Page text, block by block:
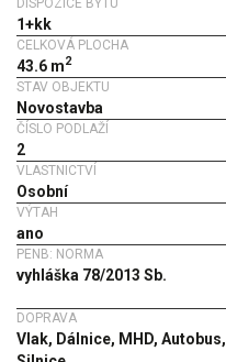
1+kk
CELKOVÁ PLOCHA
43.6 m2
STAV OBJEKTU
Novostavba
ČÍSLO PODLAŽÍ
2
VLASTNICTVÍ
Osobní
VÝTAH
ano
PENB: NORMA
vyhláška 78/2013 Sb.
DOPRAVA
Vlak, Dálnice, MHD, Autobus,